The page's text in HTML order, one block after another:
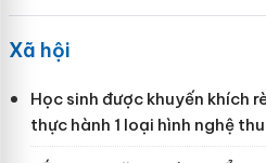
Xã hội
Học sinh được khuyến khích
thực hành 1 loại hình nghệ